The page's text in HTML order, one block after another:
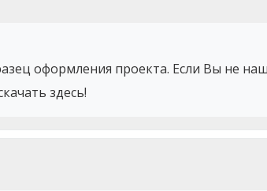
оформления проекта. Если Вы не
здесь!